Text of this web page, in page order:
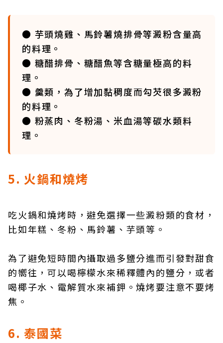
● 芋頭燒雞、馬鈴薯燒排骨等澱粉含量高
的料理。
● 糖醋排骨、糖醋魚等含糖量極高的料
理。
● 羹類，為了增加黏稠度而勾芡很多澱粉
的料理。
● 粉蒸肉、冬粉湯、米血湯等碳水類料
理。
5. 火鍋和燒烤
吃火鍋和燒烤時，避免選擇一些澱粉類的食材，
比如年糕、冬粉、馬鈴薯、芋頭等。
為了避免短時間內攝取過多鹽分進而引發對甜食
的嚮往，可以喝檸檬水來稀釋體內的鹽分，或者
喝椰子水、電解質水來補鉀。燒烤要注意不要烤
焦。
6. 泰國菜